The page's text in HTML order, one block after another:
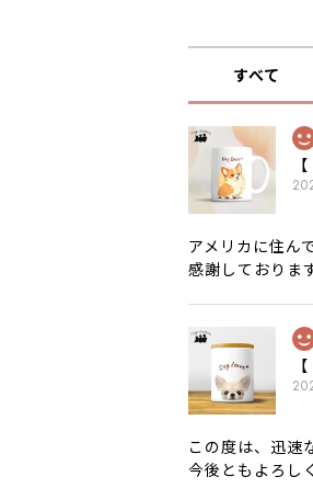
すべて
アメリカに住ん
感謝しておりま
この度は、迅速
今後ともよろし